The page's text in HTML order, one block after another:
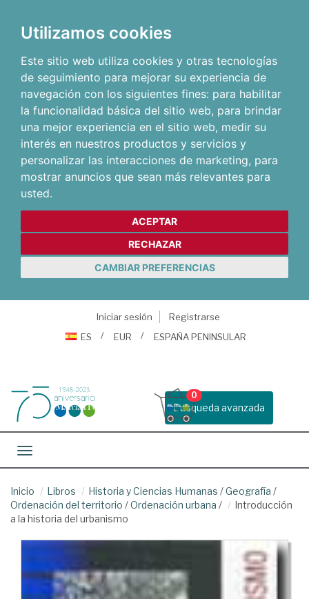
Utilizamos cookies
Este sitio web utiliza cookies y otras tecnologías
de seguimiento para mejorar su experiencia de
navegación con los siguientes fines: para habilitar
la funcionalidad básica del sitio web, para brindar
una mejor experiencia en el sitio web, medir su
interés en nuestros productos y servicios y
personalizar las interacciones de marketing, para
mostrar anuncios que sean más relevantes para
usted.
ACEPTAR
RECHAZAR
CAMBIAR PREFERENCIAS
Iniciar sesión
Registrarse
ES
EUR ESPAÑA PENINSULAR
Busqueda avanzada
0
Toggle navigation
Inicio Libros Historia y Ciencias Humanas /Geografía /
Ordenación del territorio /Ordenación urbana /
Introducción
a la historia del urbanismo